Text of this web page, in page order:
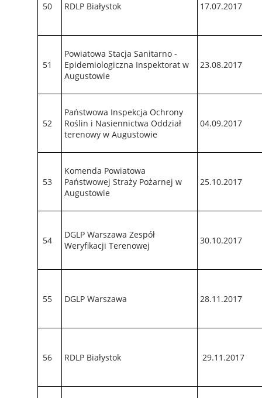
50 RDLP Białystok 17.07.2017
51
Powiatowa Stacja Sanitarno -
Epidemiologiczna Inspektorat w
Augustowie
23.08.2017
52
Państwowa Inspekcja Ochrony
Roślin i Nasiennictwa Oddział
terenowy w Augustowie
04.09.2017
53
Komenda Powiatowa
Państwowej Straży Pożarnej w
Augustowie
25.10.2017
54
DGLP Warszawa Zespół
Weryfikacji Terenowej
30.10.2017
55 DGLP Warszawa 28.11.2017
56 RDLP Białystok 29.11.2017